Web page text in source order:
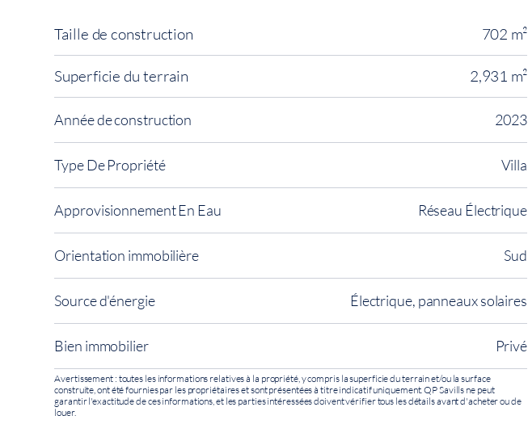
Taille de construction 702 m²
Superficie du terrain 2,931 m²
Année de construction 2023
Type De Propriété Villa
Approvisionnement En Eau Réseau Électrique
Orientation immobilière Sud
Source d'énergie Électrique, panneaux solaires
Bien immobilier Privé
Avertissement : toutes les informations relatives à la propriété, y compris la superficie du terrain et/ou la surface
construite, ont été fournies par les propriétaires et sont présentées à titre indicatif uniquement. QP Savills ne peut
garantir l'exactitude de ces informations, et les parties intéressées doivent vérifier tous les détails avant d'acheter ou de
louer.